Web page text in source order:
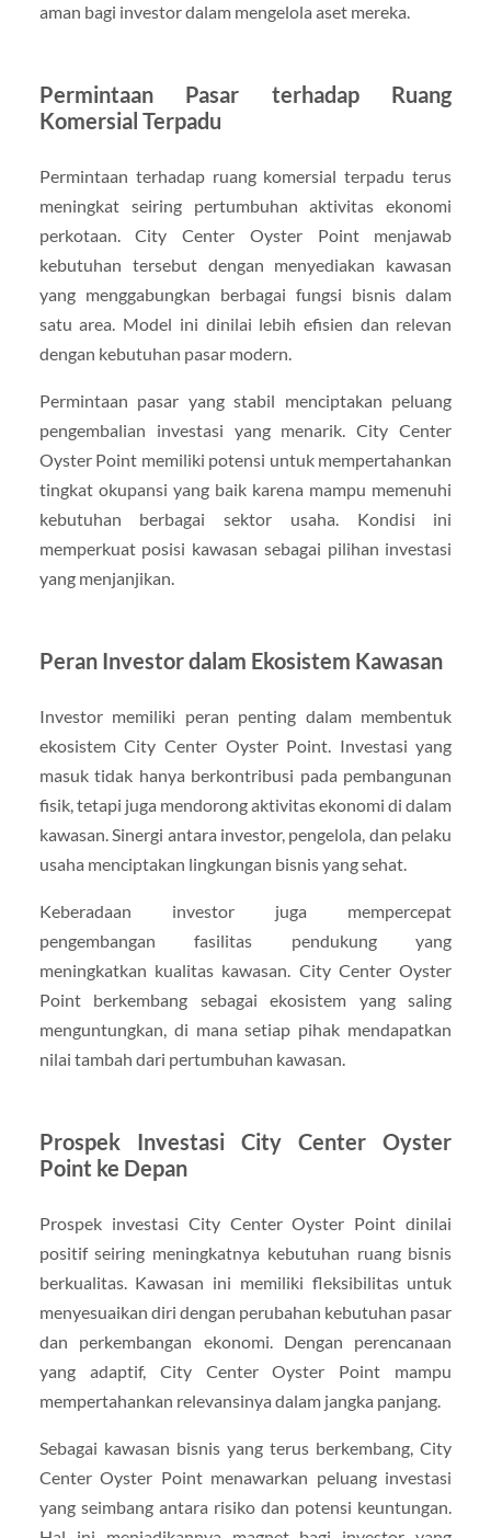
aman bagi investor dalam mengelola aset mereka.
Permintaan Pasar terhadap Ruang
Komersial Terpadu
Permintaan terhadap ruang komersial terpadu terus
meningkat seiring pertumbuhan aktivitas ekonomi
perkotaan. City Center Oyster Point menjawab
kebutuhan tersebut dengan menyediakan kawasan
yang menggabungkan berbagai fungsi bisnis dalam
satu area. Model ini dinilai lebih efisien dan relevan
dengan kebutuhan pasar modern.
Permintaan pasar yang stabil menciptakan peluang
pengembalian investasi yang menarik. City Center
Oyster Point memiliki potensi untuk mempertahankan
tingkat okupansi yang baik karena mampu memenuhi
kebutuhan berbagai sektor usaha. Kondisi ini
memperkuat posisi kawasan sebagai pilihan investasi
yang menjanjikan.
Peran Investor dalam Ekosistem Kawasan
Investor memiliki peran penting dalam membentuk
ekosistem City Center Oyster Point. Investasi yang
masuk tidak hanya berkontribusi pada pembangunan
fisik, tetapi juga mendorong aktivitas ekonomi di dalam
kawasan. Sinergi antara investor, pengelola, dan pelaku
usaha menciptakan lingkungan bisnis yang sehat.
Keberadaan investor juga mempercepat
pengembangan fasilitas pendukung yang
meningkatkan kualitas kawasan. City Center Oyster
Point berkembang sebagai ekosistem yang saling
menguntungkan, di mana setiap pihak mendapatkan
nilai tambah dari pertumbuhan kawasan.
Prospek Investasi City Center Oyster
Point ke Depan
Prospek investasi City Center Oyster Point dinilai
positif seiring meningkatnya kebutuhan ruang bisnis
berkualitas. Kawasan ini memiliki fleksibilitas untuk
menyesuaikan diri dengan perubahan kebutuhan pasar
dan perkembangan ekonomi. Dengan perencanaan
yang adaptif, City Center Oyster Point mampu
mempertahankan relevansinya dalam jangka panjang.
Sebagai kawasan bisnis yang terus berkembang, City
Center Oyster Point menawarkan peluang investasi
yang seimbang antara risiko dan potensi keuntungan.